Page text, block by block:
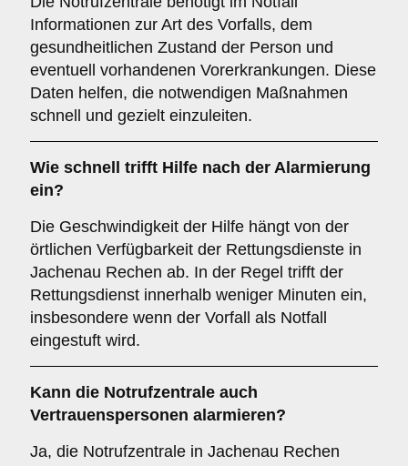
Informationen zur Art des Vorfalls, dem
gesundheitlichen Zustand der Person und
eventuell vorhandenen Vorerkrankungen. Diese
Daten helfen, die notwendigen Maßnahmen
schnell und gezielt einzuleiten.
Wie schnell trifft Hilfe nach der Alarmierung
ein?
Die Geschwindigkeit der Hilfe hängt von der
örtlichen Verfügbarkeit der Rettungsdienste in
Jachenau Rechen ab. In der Regel trifft der
Rettungsdienst innerhalb weniger Minuten ein,
insbesondere wenn der Vorfall als Notfall
eingestuft wird.
Kann die Notrufzentrale auch
Vertrauenspersonen alarmieren?
Ja, die Notrufzentrale in Jachenau Rechen